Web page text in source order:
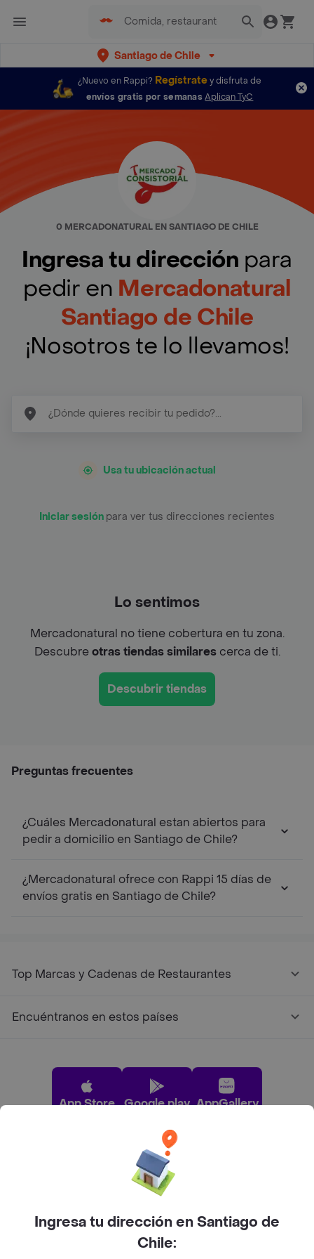
Santiago de Chile
¿Nuevo en Rappi? Regístratey disfruta de
envíos gratis por semanas Aplican TyC
0 MERCADONATURAL EN SANTIAGO DE CHILE
Ingresa tu dirección para
pedir en Mercadonatural
Santiago de Chile
¡Nosotros te lo llevamos!
Usa tu ubicación actual
Iniciar sesión para ver tus direcciones recientes
Lo sentimos
Mercadonatural no tiene cobertura en tu zona.
Descubreotras tiendas similarescerca de ti.
Descubrir tiendas
Preguntas frecuentes
¿Cuáles Mercadonatural estan abiertos para
pedir a domicilio en Santiago de Chile?
¿Mercadonatural ofrece con Rappi 15 días de
envíos gratis en Santiago de Chile?
Top Marcas y Cadenas de Restaurantes
Encuéntranos en estos países
App Store Google play AppGallery
Pide tu comida favorita cerca de ti
Categorías
Ingresa tu dirección en Santiago de
Chile: